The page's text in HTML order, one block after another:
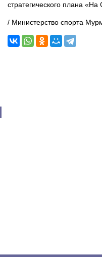
стратегического плана
/ Министерство спорта